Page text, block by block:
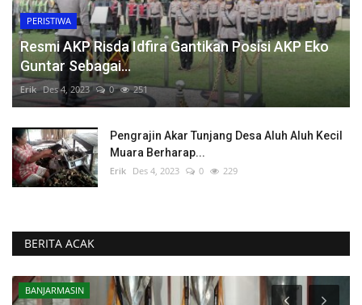
PERISTIWA
Resmi AKP Risda Idfira Gantikan Posisi AKP Eko
Guntar Sebagai...
Erik Des 4, 2023 0 251
Pengrajin Akar Tunjang Desa Aluh Aluh Kecil
Muara Berharap...
Erik Des 4, 2023 0 229
BERITA ACAK
BANJARMASIN